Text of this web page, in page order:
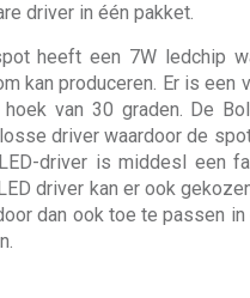
driver in één pakket.
heeft een 7W ledchip
kan produceren. Er is een
van 30 graden. De
driver waardoor de
driver is middesl een
driver kan er ook
dan ook toe te passen in